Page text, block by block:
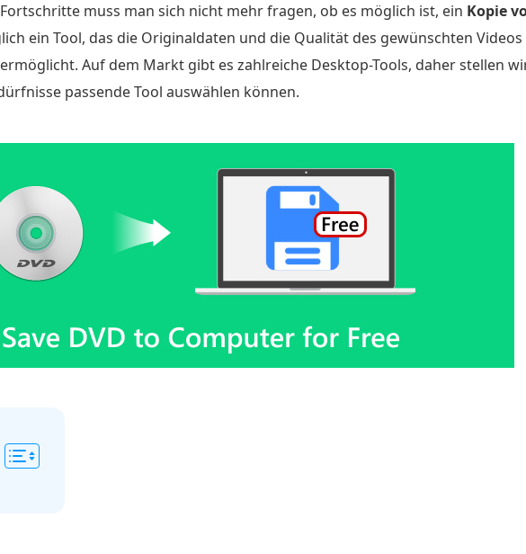
muss man sich nicht mehr fragen, ob es möglich ist, ein Kopie
ein Tool, das die Originaldaten und die Qualität des gewünschten
Auf dem Markt gibt es zahlreiche Desktop-Tools, daher stellen
passende Tool auswählen können.